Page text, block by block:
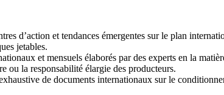
d’action et tendances émergentes sur le plan
jetables.
et mensuels élaborés par des experts en la
ou la responsabilité élargie des producteurs.
de documents internationaux sur le